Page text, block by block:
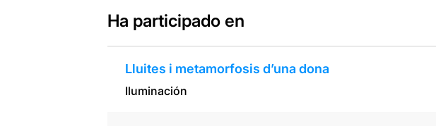
Ha participado en
Lluites i metamorfosis d’una dona
Iluminación